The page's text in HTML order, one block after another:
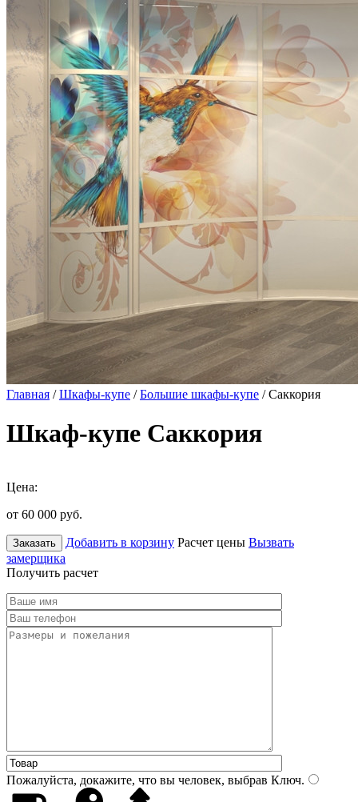
Главная /Шкафы-купе /Большие шкафы-купе / Саккория
Шкаф-купе Саккория
Цена:
от 60 000 руб.
Заказать Добавить в корзину Расчет цены Вызвать
замерщика
Получить расчет
Пожалуйста, докажите, что вы человек, выбрав Ключ.